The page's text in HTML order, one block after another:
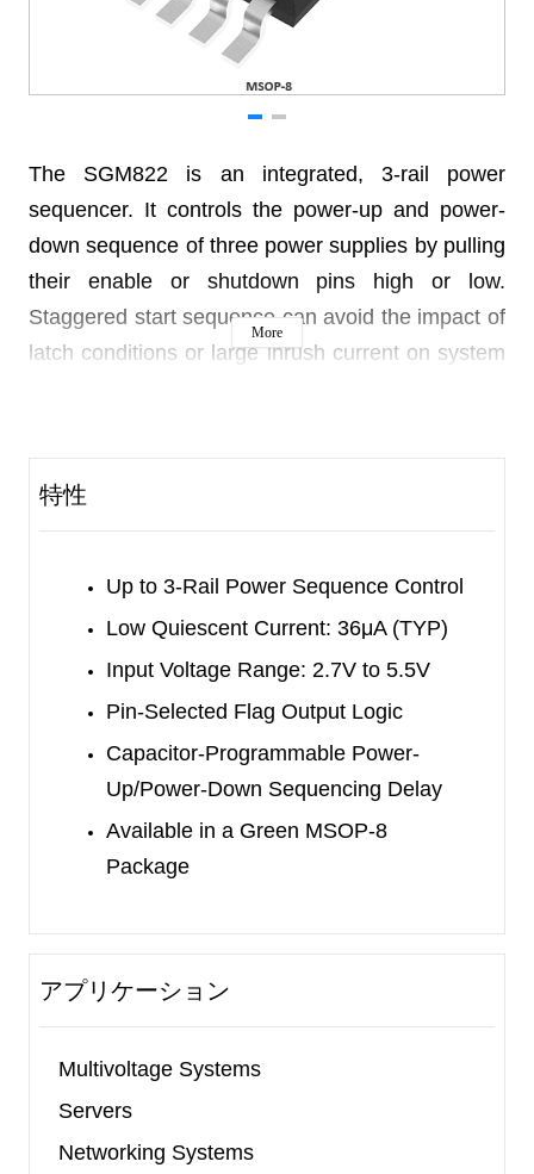
The SGM822 is an integrated, 3-rail power
sequencer. It controls the power-up and power-
down sequence of three power supplies by pulling
their enable or shutdown pins high or low.
Staggered start sequence can avoid the impact of
latch conditions or large inrush current on system
output flags. When the enable (EN) pin is pulled
delay time. Then the connected power supplies
power up. When the EN pin is pulled low, the flags
output low with a reverse sequence from FLAG3
time. The delay time is programmed by
connecting a capacitor between the TADJ pin and
ground. The logic of the output flags can be
inverted by the user.
package. It operates over an ambient temperature
More
特性
Up to 3-Rail Power Sequence Control
Low Quiescent Current: 36μA (TYP)
Input Voltage Range: 2.7V to 5.5V
Pin-Selected Flag Output Logic
Capacitor-Programmable Power-
Up/Power-Down Sequencing Delay
Available in a Green MSOP-8
Package
アプリケーション
Multivoltage Systems
Servers
Networking Systems